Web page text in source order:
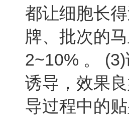
都让细胞长
牌、批次的
2~10% 。
诱导，效果
导过程中的